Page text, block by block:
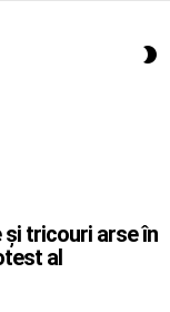
și tricouri arse în
al